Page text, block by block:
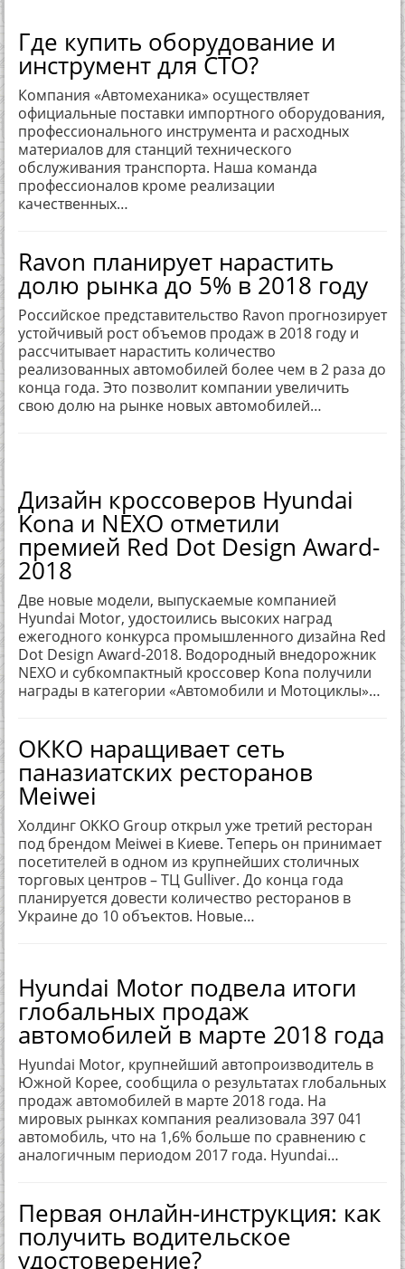
Где купить оборудование и
инструмент для СТО?
Компания «Автомеханика» осуществляет
официальные поставки импортного оборудования,
профессионального инструмента и расходных
материалов для станций технического
обслуживания транспорта. Наша команда
профессионалов кроме реализации
качественных…
Ravon планирует нарастить
долю рынка до 5% в 2018 году
Российское представительство Ravon прогнозирует
устойчивый рост объемов продаж в 2018 году и
рассчитывает нарастить количество
реализованных автомобилей более чем в 2 раза до
конца года. Это позволит компании увеличить
свою долю на рынке новых автомобилей…
Дизайн кроссоверов Hyundai
Kona и NEXO отметили
премией Red Dot Design Award-
2018
Две новые модели, выпускаемые компанией
Hyundai Motor, удостоились высоких наград
ежегодного конкурса промышленного дизайна Red
Dot Design Award-2018. Водородный внедорожник
NEXO и субкомпактный кроссовер Kona получили
награды в категории «Автомобили и Мотоциклы»…
ОККО наращивает сеть
паназиатских ресторанов
Meiwei
Холдинг OKKO Group открыл уже третий ресторан
под брендом Meiwei в Киеве. Теперь он принимает
посетителей в одном из крупнейших столичных
торговых центров – ТЦ Gulliver. До конца года
планируется довести количество ресторанов в
Украине до 10 объектов. Новые…
Hyundai Motor подвела итоги
глобальных продаж
автомобилей в марте 2018 года
Hyundai Motor, крупнейший автопроизводитель в
Южной Корее, сообщила о результатах глобальных
продаж автомобилей в марте 2018 года. На
мировых рынках компания реализовала 397 041
автомобиль, что на 1,6% больше по сравнению с
аналогичным периодом 2017 года. Hyundai…
Первая онлайн-инструкция: как
получить водительское
удостоверение?